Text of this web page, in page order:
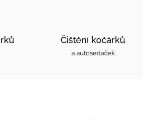
Čištění kočárků
a autosedaček